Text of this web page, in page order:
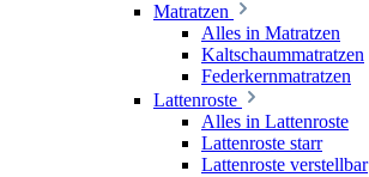
Matratzen
Alles in Matratzen
Kaltschaummatratzen
Federkernmatratzen
Lattenroste
Alles in Lattenroste
Lattenroste starr
Lattenroste verstellbar